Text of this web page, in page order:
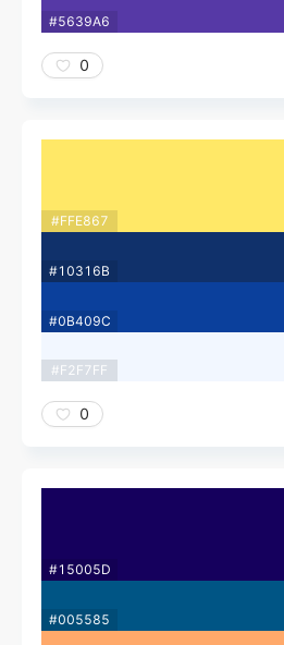
#5639A6
0
#FFE867
#10316B
#0B409C
#F2F7FF
0
#15005D
#005585